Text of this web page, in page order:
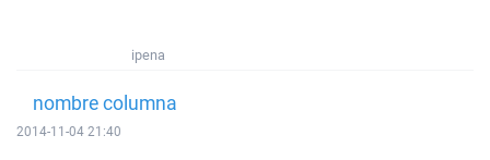
ipena
nombre columna
2014-11-04 21:40